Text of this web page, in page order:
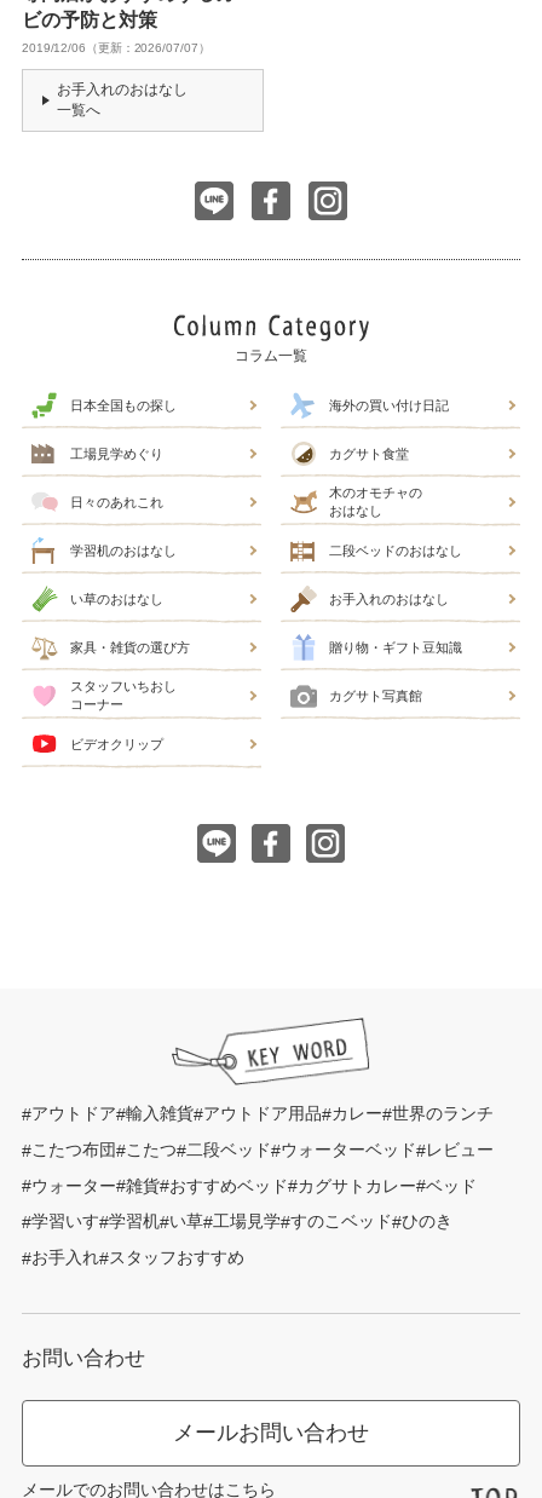
ビの予防と対策
2019/12/06（更新：2026/07/07）
お手入れのおはなし
一覧へ
コラム一覧
日本全国もの探し 海外の買い付け日記
工場見学めぐり カグサト食堂
日々のあれこれ
木のオモチャの
おはなし
学習机のおはなし 二段ベッドのおはなし
い草のおはなし お手入れのおはなし
家具・雑貨の選び方 贈り物・ギフト豆知識
スタッフいちおし
コーナー
カグサト写真館
ビデオクリップ
アウトドア 輸入雑貨 アウトドア用品 カレー 世界のランチ
こたつ布団
こたつ 二段ベッド ウォーターベッド
レビュー
ウォーター 雑貨 おすすめベッド カグサトカレー ベッド
学習いす 学習机 い草 工場見学 すのこベッド
ひのき
お手入れ スタッフおすすめ
お問い合わせ
メールお問い合わせ
メールでのお問い合わせはこちら